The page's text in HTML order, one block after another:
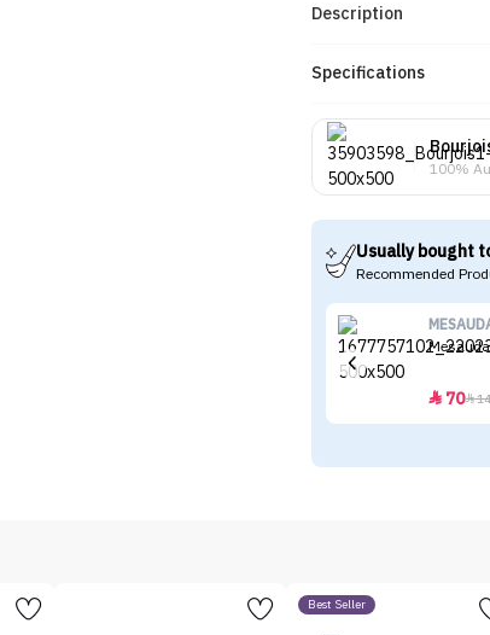
Description
Specifications
100%
Usually bought
Recommended
70
Best Seller